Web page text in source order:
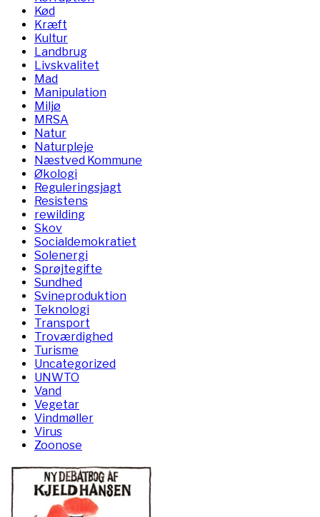
Kød
Kræft
Kultur
Landbrug
Livskvalitet
Mad
Manipulation
Miljø
MRSA
Natur
Naturpleje
Næstved Kommune
Økologi
Reguleringsjagt
Resistens
rewilding
Skov
Socialdemokratiet
Solenergi
Sprøjtegifte
Sundhed
Svineproduktion
Teknologi
Transport
Troværdighed
Turisme
Uncategorized
UNWTO
Vand
Vegetar
Vindmøller
Virus
Zoonose